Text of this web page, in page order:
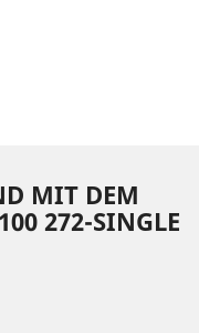
MIT DEM
272-SINGLE